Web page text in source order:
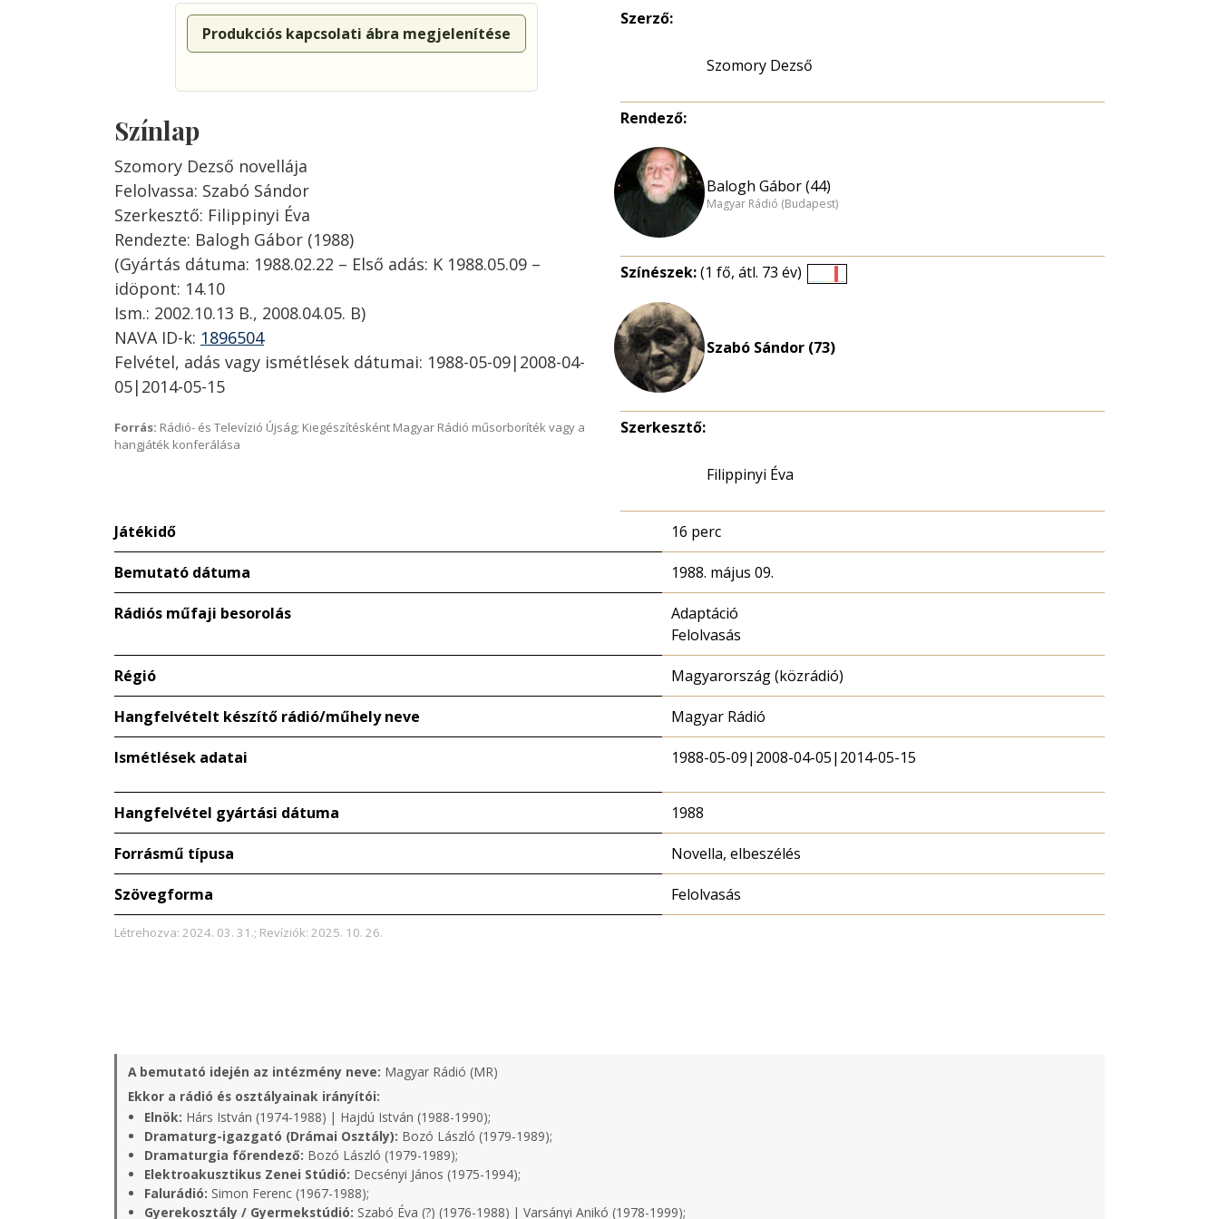
Produkciós kapcsolati ábra megjelenítése
Színlap
Szomory Dezső novellája
Felolvassa: Szabó Sándor
Szerkesztő: Filippinyi Éva
Rendezte: Balogh Gábor (1988)
(Gyártás dátuma: 1988.02.22 – Első adás: K 1988.05.09 –
idöpont: 14.10
Ism.: 2002.10.13 B., 2008.04.05. B)
NAVA ID-k: 1896504
Felvétel, adás vagy ismétlések dátumai: 1988-05-09|2008-04-
05|2014-05-15
Forrás: Rádió- és Televízió Újság; Kiegészítésként Magyar Rádió műsorboríték vagy a
hangjáték konferálása
Szerző:
Szomory Dezső
Rendező:
Balogh Gábor (44)
Magyar Rádió (Budapest)
Színészek:(1 fő, átl. 73 év)
Szabó Sándor (73)
Szerkesztő:
Filippinyi Éva
Játékidő 16 perc
Bemutató dátuma 1988. május 09.
Rádiós műfaji besorolás
Adaptáció
Felolvasás
Régió Magyarország (közrádió)
Hangfelvételt készítő rádió/műhely neve Magyar Rádió
Ismétlések adatai 1988-05-09|2008-04-05|2014-05-15
Hangfelvétel gyártási dátuma 1988
Forrásmű típusa Novella, elbeszélés
Szövegforma Felolvasás
Létrehozva: 2024. 03. 31.; Revíziók: 2025. 10. 26.
A bemutató idején az intézmény neve: Magyar Rádió (MR)
Ekkor a rádió és osztályainak irányítói:
Elnök: Hárs István (1974-1988) | Hajdú István (1988-1990);
Dramaturg-igazgató (Drámai Osztály): Bozó László (1979-1989);
Dramaturgia főrendező: Bozó László (1979-1989);
Elektroakusztikus Zenei Stúdió: Decsényi János (1975-1994);
Falurádió: Simon Ferenc (1967-1988);
Gyerekosztály / Gyermekstúdió: Szabó Éva (?) (1976-1988) | Varsányi Anikó (1978-1999);